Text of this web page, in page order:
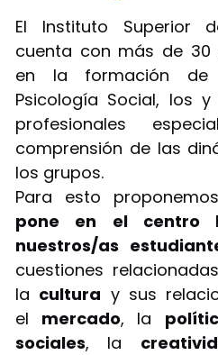
El Instituto Superior
cuenta con más de 30
en la formación de
Psicología Social, los
profesionales
comprensión de las
los grupos.
Para esto
pone en el centro
nuestros/as
cuestiones
la cultura y sus
el mercado, la
sociales, la